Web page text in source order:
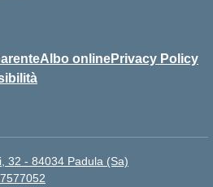
Albo onlinePrivacy Policy
32 - 84034 Padula (Sa)